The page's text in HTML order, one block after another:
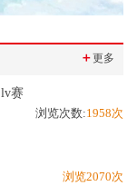
＋更多
赛
浏览次数:1958次
浏览2070次